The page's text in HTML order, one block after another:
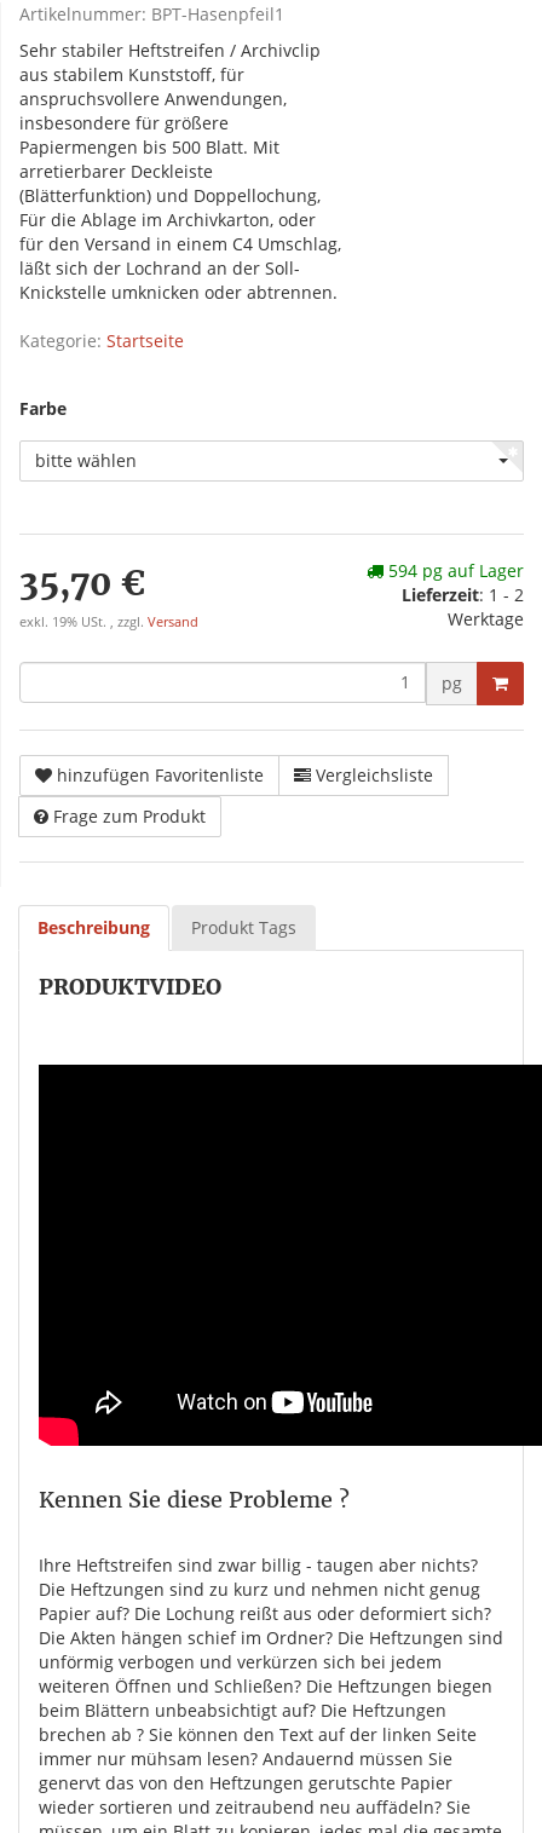
Artikelnummer: BPT-Hasenpfeil1
Sehr stabiler Heftstreifen / Archivclip
aus stabilem Kunststoff, für
anspruchsvollere Anwendungen,
insbesondere für größere
Papiermengen bis 500 Blatt. Mit
arretierbarer Deckleiste
(Blätterfunktion) und Doppellochung,
Für die Ablage im Archivkarton, oder
für den Versand in einem C4 Umschlag,
läßt sich der Lochrand an der Soll-
Knickstelle umknicken oder abtrennen.
Kategorie: Startseite
Farbe
bitte wählen
35,70 €
exkl. 19% USt. , zzgl. Versand
594 pg auf Lager
Lieferzeit: 1 - 2
Werktage
pg
hinzufügen Favoritenliste
Vergleichsliste
Frage zum Produkt
Beschreibung Produkt Tags
PRODUKTVIDEO
Kennen Sie diese Probleme ?
Ihre Heftstreifen sind zwar billig - taugen aber nichts?
Die Heftzungen sind zu kurz und nehmen nicht genug
Papier auf? Die Lochung reißt aus oder deformiert sich?
Die Akten hängen schief im Ordner? Die Heftzungen sind
unförmig verbogen und verkürzen sich bei jedem
weiteren Öffnen und Schließen? Die Heftzungen biegen
beim Blättern unbeabsichtigt auf? Die Heftzungen
brechen ab ? Sie können den Text auf der linken Seite
immer nur mühsam lesen? Andauernd müssen Sie
genervt das von den Heftzungen gerutschte Papier
wieder sortieren und zeitraubend neu auffädeln? Sie